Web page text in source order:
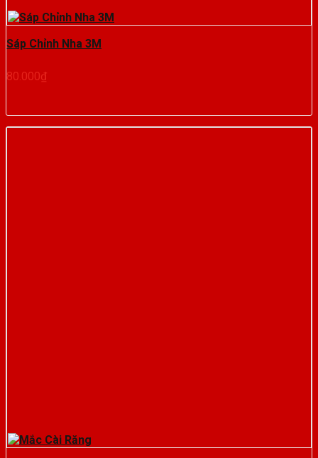
Sáp Chỉnh Nha 3M
80.000₫